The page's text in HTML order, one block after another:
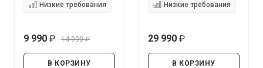
Низкие требования
9 990
14 990
В КОРЗИНУ
Низкие требования
29 990
В КОРЗИНУ